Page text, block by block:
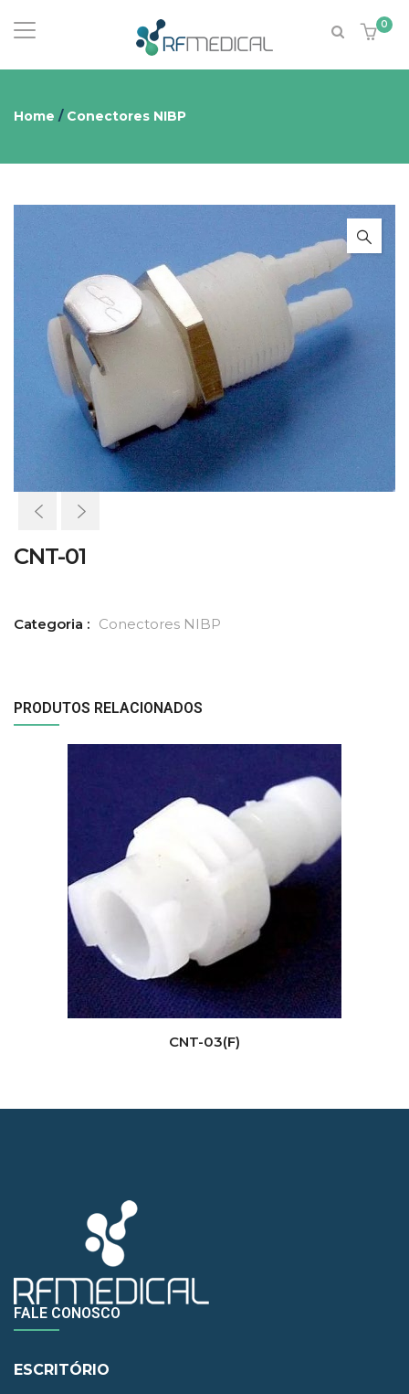
0
Home / Conectores NIBP
CNT-01
Categoria : Conectores NIBP
PRODUTOS RELACIONADOS
CNT-03(F)
FALE CONOSCO
ESCRITÓRIO